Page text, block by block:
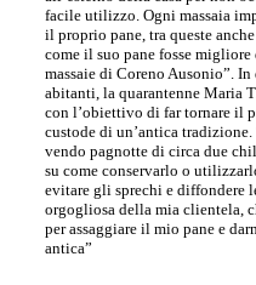
facile utilizzo. Ogni massaia
il proprio pane, tra queste
come il suo pane fosse
massaie di Coreno Ausonio”.
abitanti, la quarantenne Maria
con l’obiettivo di far tornare il
custode di un’antica
vendo pagnotte di circa due
su come conservarlo o
evitare gli sprechi e diffondere
orgogliosa della mia clientela,
per assaggiare il mio pane e
antica”